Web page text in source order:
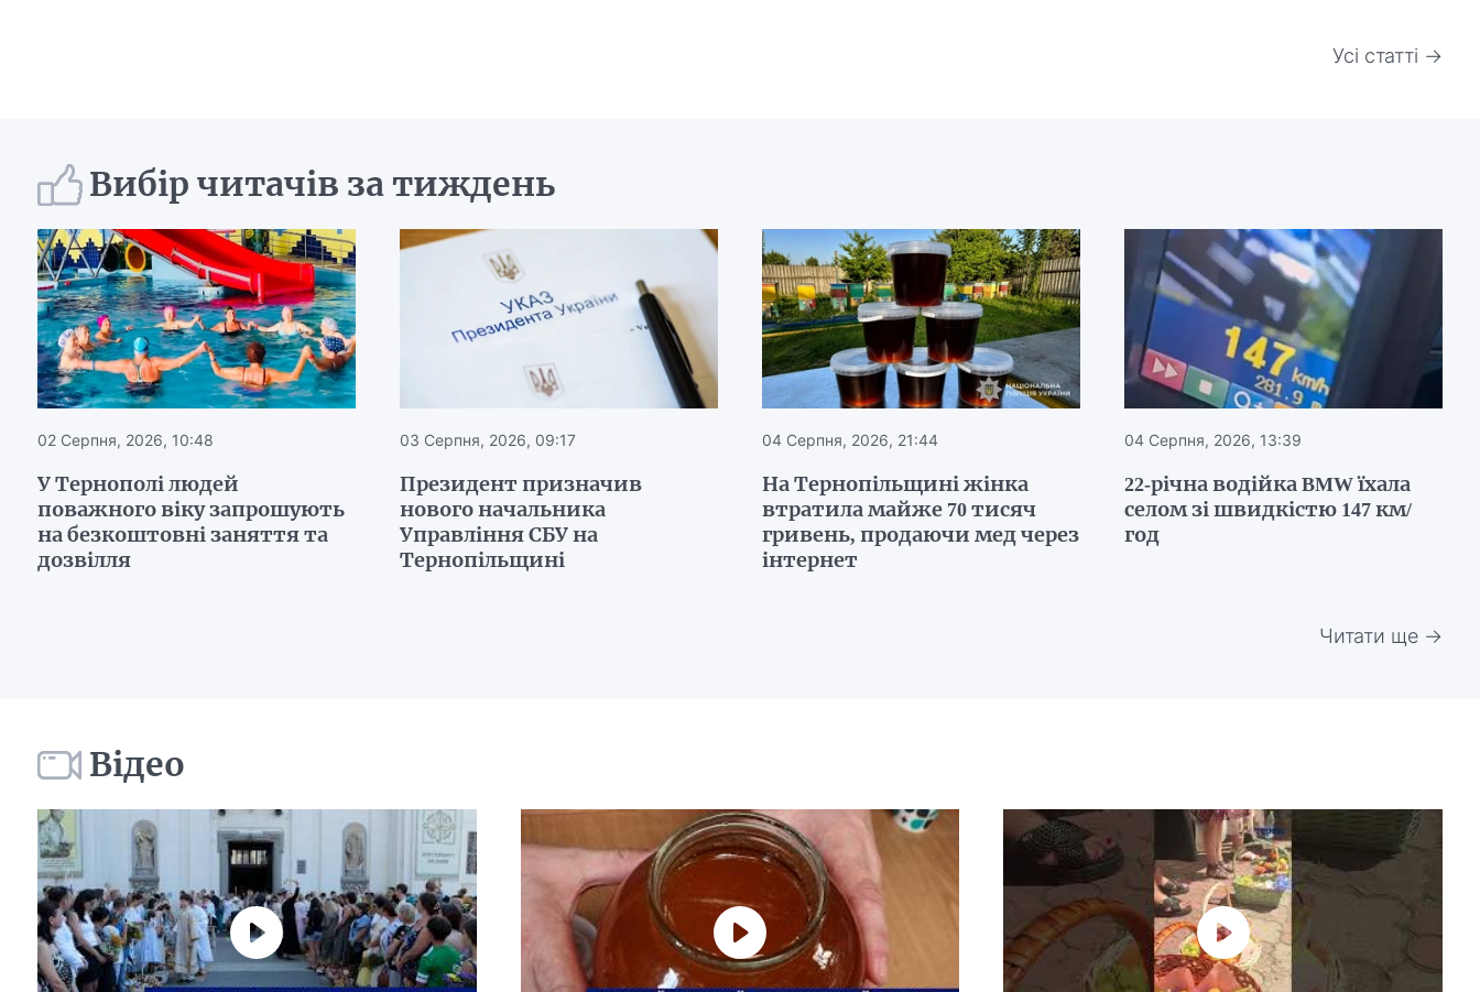
Усі статті →
Вибір читачів за тиждень
02 Серпня, 2026, 10:48
У Тернополі людей
поважного віку запрошують
на безкоштовні заняття та
дозвілля
03 Серпня, 2026, 09:17
Президент призначив
нового начальника
Управління СБУ на
Тернопільщині
04 Серпня, 2026, 21:44
На Тернопільщині жінка
втратила майже 70 тисяч
гривень, продаючи мед через
інтернет
04 Серпня, 2026, 13:39
22-річна водійка BMW їхала
селом зі швидкістю 147 км/
год
Читати ще →
Відео